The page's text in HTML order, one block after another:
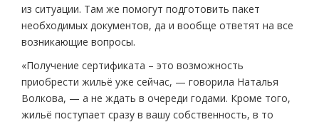
из ситуации. Там же помогут подготовить пакет
необходимых документов, да и вообще ответят на все
возникающие вопросы.
«Получение сертификата – это возможность
приобрести жильё уже сейчас, — говорила Наталья
Волкова, — а не ждать в очереди годами. Кроме того,
жильё поступает сразу в вашу собственность, в то